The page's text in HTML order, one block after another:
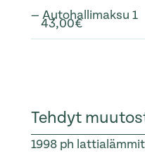
— Autohallimaksu 1
43,00€
Tehdyt
1998 ph